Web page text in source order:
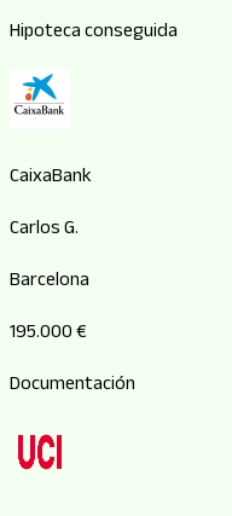
Hipoteca conseguida
CaixaBank
Carlos G.
Barcelona
195.000 €
Documentación